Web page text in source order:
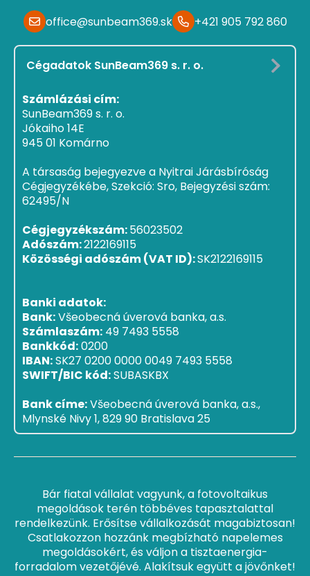
office@sunbeam369.sk
+421 905 792 860
Cégadatok SunBeam369 s. r. o.
Számlázási cím:
SunBeam369 s. r. o.
Jókaiho 14E
945 01 Komárno
A társaság bejegyezve a Nyitrai Járásbíróság
Cégjegyzékébe, Szekció: Sro, Bejegyzési szám:
62495/N
Cégjegyzékszám:56023502
Adószám:2122169115
Közösségi adószám (VAT ID):SK2122169115
Banki adatok:
Bank:Všeobecná úverová banka, a.s.
Számlaszám: 49 7493 5558
Bankkód:0200
IBAN:SK27 0200 0000 0049 7493 5558
SWIFT/BIC kód:SUBASKBX
Bank címe:Všeobecná úverová banka, a.s.,
Mlynské Nivy 1, 829 90 Bratislava 25
Bár fiatal vállalat vagyunk, a fotovoltaikus
megoldások terén többéves tapasztalattal
rendelkezünk. Erősítse vállalkozását magabiztosan!
Csatlakozzon hozzánk megbízható napelemes
megoldásokért, és váljon a tisztaenergia-
forradalom vezetőjévé. Alakítsuk együtt a jövőnket!